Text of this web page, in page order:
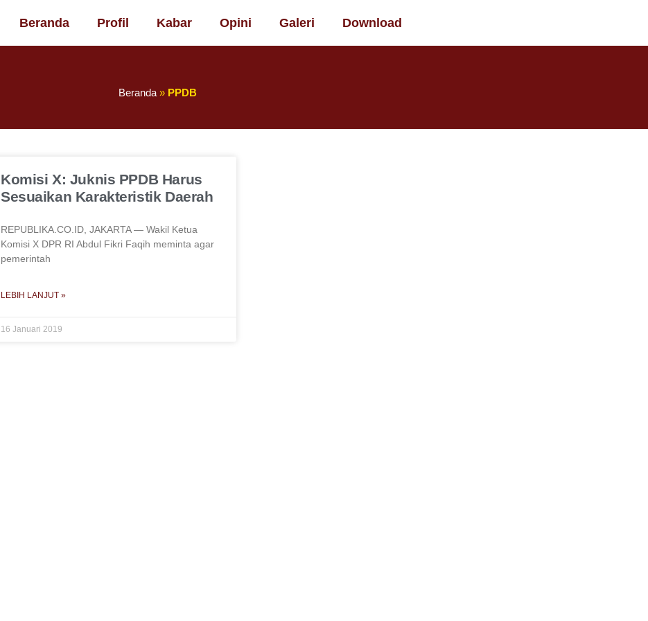
Beranda Profil Kabar Opini Galeri Download
Beranda » PPDB
Komisi X: Juknis PPDB Harus
Sesuaikan Karakteristik Daerah
REPUBLIKA.CO.ID, JAKARTA — Wakil Ketua
Komisi X DPR RI Abdul Fikri Faqih meminta agar
pemerintah
LEBIH LANJUT »
16 Januari 2019